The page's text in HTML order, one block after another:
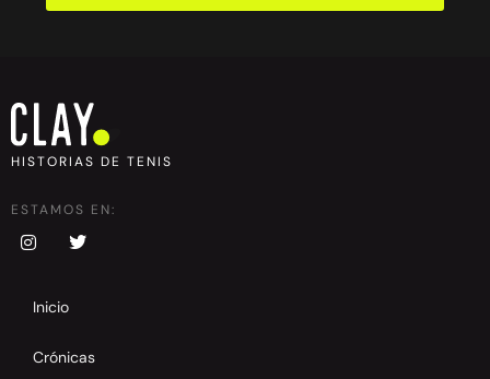
HISTORIAS DE TENIS
ESTAMOS EN:
Inicio
Crónicas